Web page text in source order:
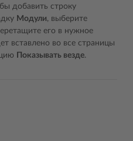
добавить строку
Модули, выберите
его в нужное
вставлено во все страницы
Показывать везде.